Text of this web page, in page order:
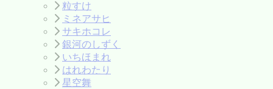
粒すけ
ミネアサヒ
サキホコレ
銀河のしずく
いちほまれ
はれわたり
星空舞